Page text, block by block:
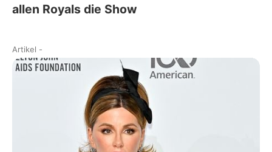
allen Royals die Show
Artikel -